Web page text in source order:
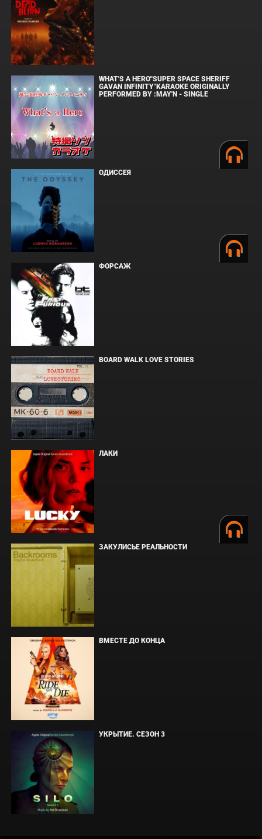
WHAT'S A HERO"SUPER SPACE SHERIFF
GAVAN INFINITY"KARAOKE ORIGINALLY
PERFORMED BY :MAY'N - SINGLE
ОДИССЕЯ
ФОРСАЖ
BOARD WALK LOVE STORIES
ЛАКИ
ЗАКУЛИСЬЕ РЕАЛЬНОСТИ
ВМЕСТЕ ДО КОНЦА
УКРЫТИЕ. СЕЗОН 3